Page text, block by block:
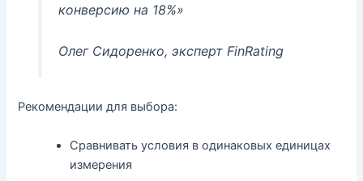
конверсию на 18%»
Олег Сидоренко, эксперт FinRating
Рекомендации для выбора:
Сравнивать условия в одинаковых единицах
измерения